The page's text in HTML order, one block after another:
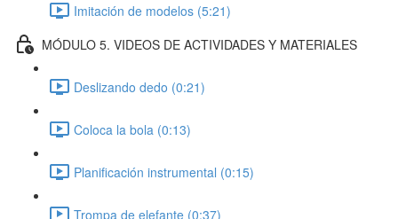
Imitación de modelos (5:21)
MÓDULO 5. VIDEOS DE ACTIVIDADES Y MATERIALES
Deslizando dedo (0:21)
Coloca la bola (0:13)
Planificación instrumental (0:15)
Trompa de elefante (0:37)